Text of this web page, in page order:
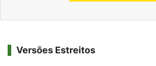
Versões Estreitos